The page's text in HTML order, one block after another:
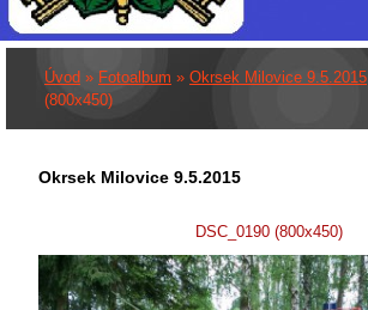
Úvod » Fotoalbum » Okrsek Milovice 9.5.2015
(800x450)
Okrsek Milovice 9.5.2015
DSC_0190 (800x450)